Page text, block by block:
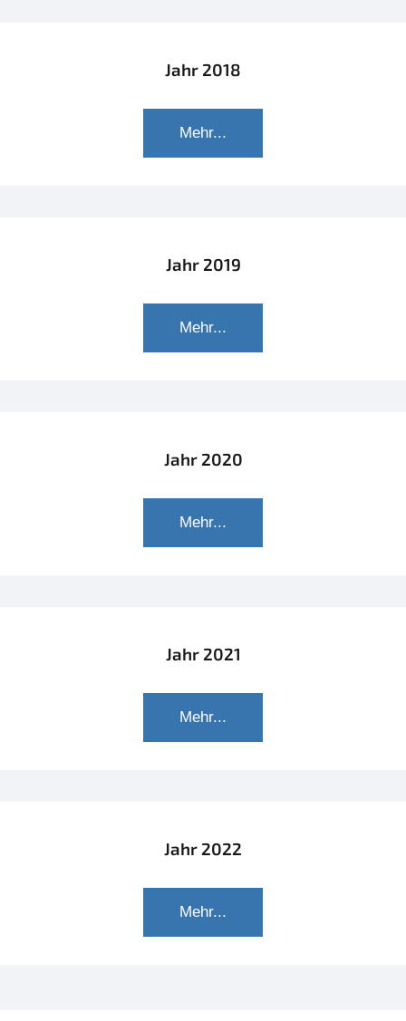
Jahr 2018
Mehr...
Jahr 2019
Mehr...
Jahr 2020
Mehr...
Jahr 2021
Mehr...
Jahr 2022
Mehr...